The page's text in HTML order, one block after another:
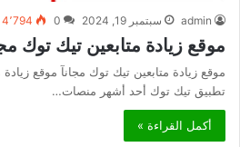
admin سبتمبر 19, 2024 0 4٬794
موقع زيادة متابعين تيك توك
موقع زيادة متابعين تيك توك مجانآ موقع
تطبيق تيك توك أحد أشهر منصات…
أكمل القراءة »